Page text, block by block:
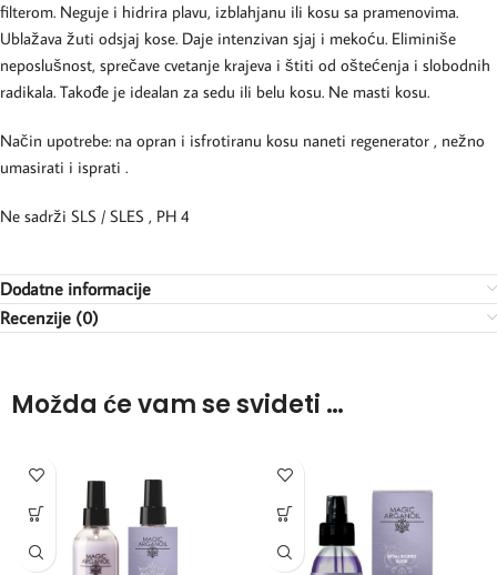
filterom. Neguje i hidrira plavu, izblahjanu ili kosu sa pramenovima.
Ublažava žuti odsjaj kose. Daje intenzivan sjaj i mekoću. Eliminiše
neposlušnost, sprečave cvetanje krajeva i štiti od oštećenja i slobodnih
radikala. Takođe je idealan za sedu ili belu kosu. Ne masti kosu.
Način upotrebe: na opran i isfrotiranu kosu naneti regenerator , nežno
umasirati i isprati .
Ne sadrži SLS / SLES , PH 4
Dodatne informacije
Recenzije (0)
Možda će vam se svideti …